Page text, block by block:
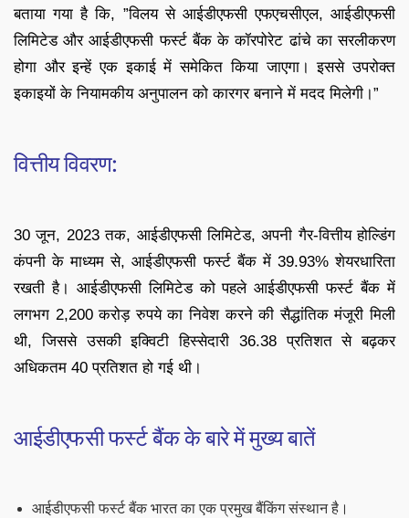
बताया गया है कि, ”विलय से आईडीएफसी एफएचसीएल, आईडीएफसी
लिमिटेड और आईडीएफसी फर्स्ट बैंक के कॉरपोरेट ढांचे का सरलीकरण
होगा और इन्हें एक इकाई में समेकित किया जाएगा। इससे उपरोक्त
इकाइयों के नियामकीय अनुपालन को कारगर बनाने में मदद मिलेगी।”
वित्तीय विवरण:
30 जून, 2023 तक, आईडीएफसी लिमिटेड, अपनी गैर-वित्तीय होल्डिंग
कंपनी के माध्यम से, आईडीएफसी फर्स्ट बैंक में 39.93% शेयरधारिता
रखती है। आईडीएफसी लिमिटेड को पहले आईडीएफसी फर्स्ट बैंक में
लगभग 2,200 करोड़ रुपये का निवेश करने की सैद्धांतिक मंजूरी मिली
थी, जिससे उसकी इक्विटी हिस्सेदारी 36.38 प्रतिशत से बढ़कर
अधिकतम 40 प्रतिशत हो गई थी।
आईडीएफसी फर्स्ट बैंक के बारे में मुख्य बातें
आईडीएफसी फर्स्ट बैंक भारत का एक प्रमुख बैंकिंग संस्थान है।